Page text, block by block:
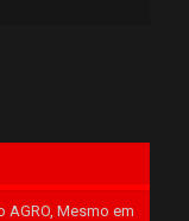
AGRO, Mesmo em